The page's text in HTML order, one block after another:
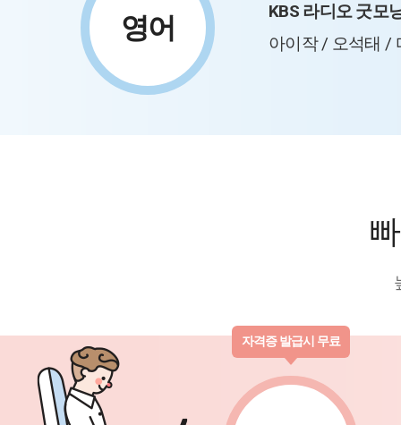
영어
KBS 라디오 굿모
아이작 / 오석태 /
자격증 발급시 무료